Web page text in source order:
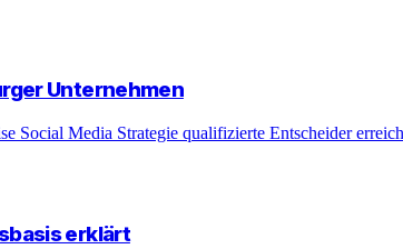
Unternehmen
Social Media Strategie qualifizierte Entscheider
erklärt